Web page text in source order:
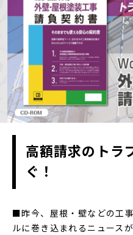
高額請求のトラ
ぐ！
■昨今、屋根・壁などの工
ルに巻き込まれるニュースが